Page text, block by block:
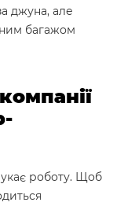
джуна, але
багажом
роботу. Щоб